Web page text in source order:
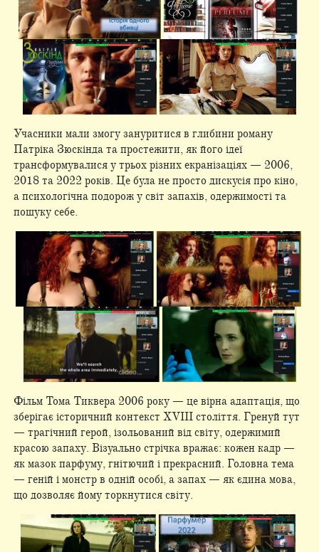
Учасники мали змогу зануритися в глибини роману
Патріка Зюскінда та простежити, як його ідеї
трансформувалися у трьох різних екранізаціях — 2006,
2018 та 2022 років. Це була не просто дискусія про кіно,
а психологічна подорож у світ запахів, одержимості та
пошуку себе.
Фільм Тома Тиквера 2006 року — це вірна адаптація, що
зберігає історичний контекст XVIII століття. Гренуй тут
— трагічний герой, ізольований від світу, одержимий
красою запаху. Візуально стрічка вражає: кожен кадр —
як мазок парфуму, гнітючий і прекрасний. Головна тема
— геній і монстр в одній особі, а запах — як єдина мова,
що дозволяє йому торкнутися світу.